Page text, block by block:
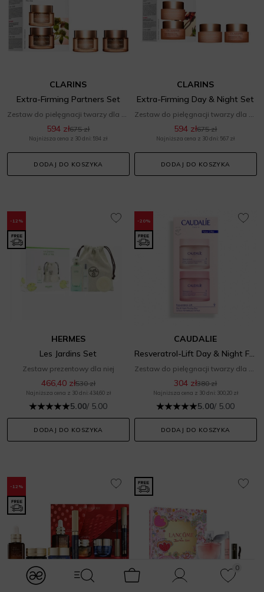
modules.Navbar.menuLabels.logo
modules.Navbar.menuLabels.menuWithSearch
Koszyk Konto
0
Ulubione
CLARINS
Extra-Firming Partners Set
Zestaw do pielęgnacji twarzy dla niej
594 zł675 zł
Najniższa cena z 30 dni: 594 zł
DODAJ DO KOSZYKA
CLARINS
Extra-Firming Day & Night Set
Zestaw do pielęgnacji twarzy dla niej
594 zł675 zł
Najniższa cena z 30 dni: 567 zł
DODAJ DO KOSZYKA
-12%
HERMES
Les Jardins Set
Zestaw prezentowy dla niej
466,40 zł530 zł
Najniższa cena z 30 dni: 434,60 zł
5.00/ 5.00
DODAJ DO KOSZYKA
-20%
CAUDALIE
Resveratrol-Lift Day & Night Friming Duo Set
Zestaw do pielęgnacji twarzy dla niej
304 zł380 zł
Najniższa cena z 30 dni: 300,20 zł
5.00/ 5.00
DODAJ DO KOSZYKA
-12%